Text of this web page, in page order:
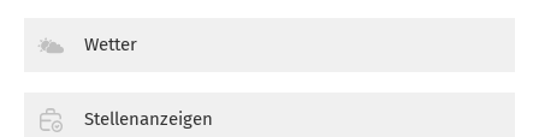
Wetter
Stellenanzeigen